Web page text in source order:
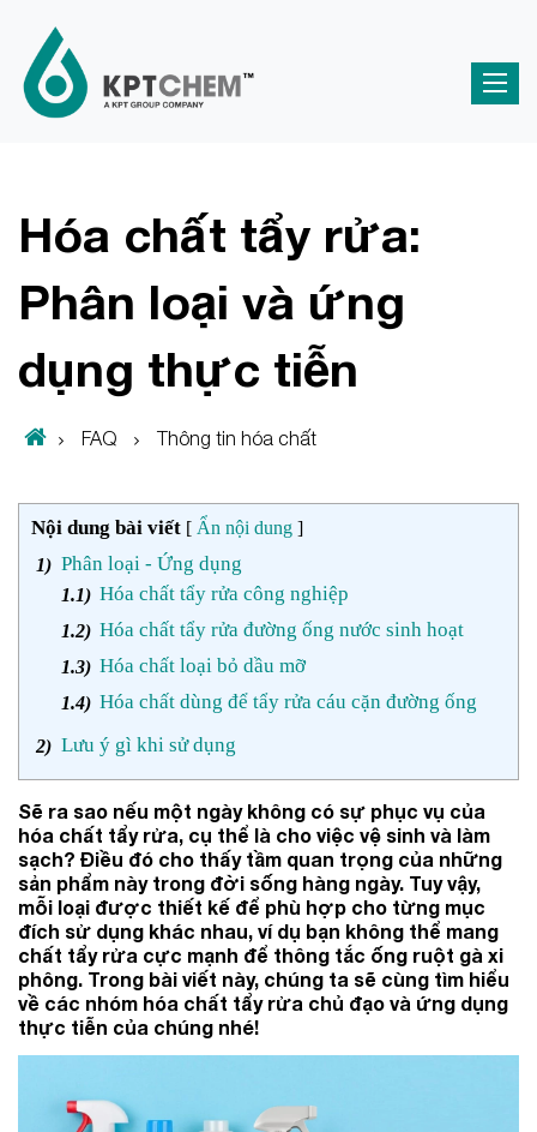
Hóa chất tẩy rửa:
Phân loại và ứng
dụng thực tiễn
FAQ Thông tin hóa chất
Nội dung bài viết [ Ẩn nội dung ]
Phân loại - Ứng dụng
Hóa chất tẩy rửa công nghiệp
Hóa chất tẩy rửa đường ống nước sinh hoạt
Hóa chất loại bỏ dầu mỡ
Hóa chất dùng để tẩy rửa cáu cặn đường ống
Lưu ý gì khi sử dụng
Sẽ ra sao nếu một ngày không có sự phục vụ của
hóa chất tẩy rửa, cụ thể là cho việc vệ sinh và làm
sạch? Điều đó cho thấy tầm quan trọng của những
sản phẩm này trong đời sống hàng ngày. Tuy vậy,
mỗi loại được thiết kế để phù hợp cho từng mục
đích sử dụng khác nhau, ví dụ bạn không thể mang
chất tẩy rửa cực mạnh để thông tắc ống ruột gà xi
phông. Trong bài viết này, chúng ta sẽ cùng tìm hiểu
về các nhóm hóa chất tẩy rửa chủ đạo và ứng dụng
thực tiễn của chúng nhé!